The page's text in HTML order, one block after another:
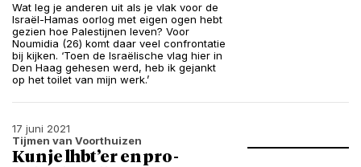
Wat leg je anderen uit als je vlak voor de
Israël-Hamas oorlog met eigen ogen hebt
gezien hoe Palestijnen leven? Voor
Noumidia (26) komt daar veel confrontatie
bij kijken. ‘Toen de Israëlische vlag hier in
Den Haag gehesen werd, heb ik gejankt
op het toilet van mijn werk.’
17 juni 2021
Tijmen van Voorthuizen
Kun je lhbt’er en pro-